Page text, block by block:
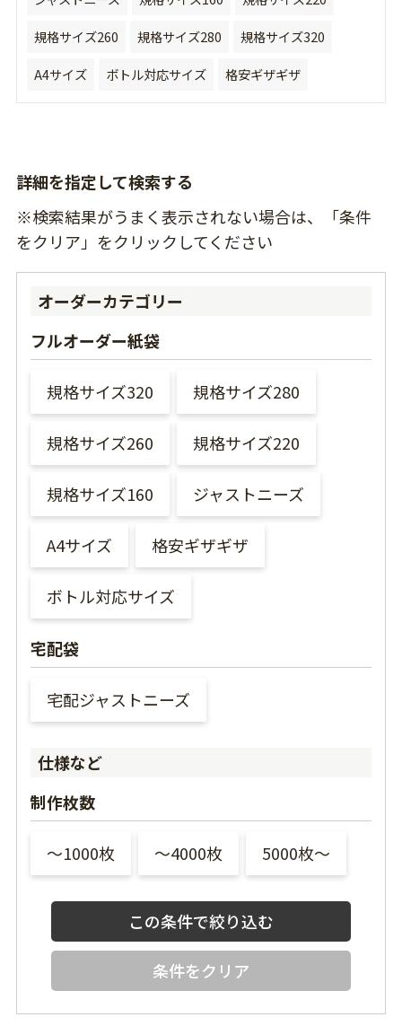
規格サイズ260
規格サイズ280
規格サイズ320
A4サイズ
ボトル対応サイズ 格安ギザギザ
詳細を指定して検索する
※検索結果がうまく表示されない場合は、「条件
をクリア」をクリックしてください
オーダーカテゴリー
フルオーダー紙袋
規格サイズ320 規格サイズ280
規格サイズ260 規格サイズ220
規格サイズ160 ジャストニーズ
A4サイズ 格安ギザギザ
ボトル対応サイズ
宅配袋
宅配ジャストニーズ
仕様など
制作枚数
〜1000枚 〜4000枚 5000枚〜
条件をクリア